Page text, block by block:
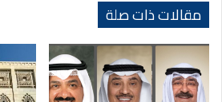
ملم
مقالات ذات صلة